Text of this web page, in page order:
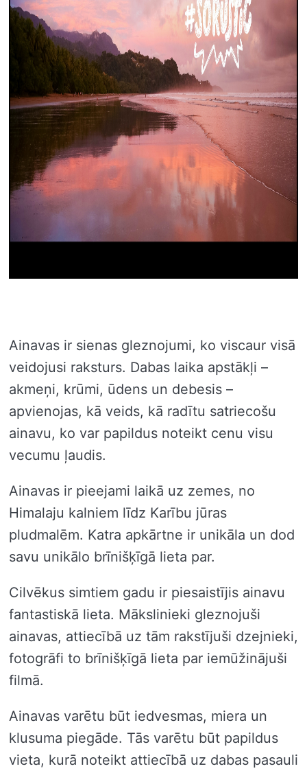
Ainavas ir sienas gleznojumi, ko viscaur visā
veidojusi raksturs. Dabas laika apstākļi –
akmeņi, krūmi, ūdens un debesis –
apvienojas, kā veids, kā radītu satriecošu
ainavu, ko var papildus noteikt cenu visu
vecumu ļaudis.
Ainavas ir pieejami laikā uz zemes, no
Himalaju kalniem līdz Karību jūras
pludmalēm. Katra apkārtne ir unikāla un dod
savu unikālo brīnišķīgā lieta par.
Cilvēkus simtiem gadu ir piesaistījis ainavu
fantastiskā lieta. Mākslinieki gleznojuši
ainavas, attiecībā uz tām rakstījuši dzejnieki,
fotogrāfi to brīnišķīgā lieta par iemūžinājuši
filmā.
Ainavas varētu būt iedvesmas, miera un
klusuma piegāde. Tās varētu būt papildus
vieta, kurā noteikt attiecībā uz dabas pasauli